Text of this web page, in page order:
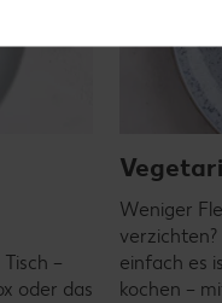
–
oder das
Weniger
einfach es
kochen –